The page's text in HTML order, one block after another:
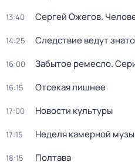
13:40 Сергей Ожегов.
14:25 Следствие ведут
16:00 Забытое ремесло.
16:15 Отсекая лишнее
17:00 Новости культуры
17:15 Неделя камерной
18:15 Полтава